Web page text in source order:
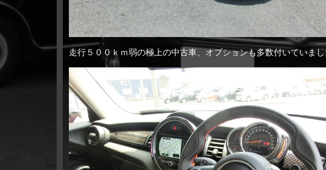
走行５００ｋｍ弱の極上の中古車、オプションも多数付いていま